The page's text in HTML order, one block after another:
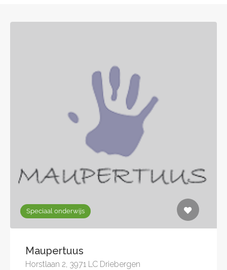
Speciaal onderwijs
Maupertuus
Horstlaan 2, 3971 LC Driebergen